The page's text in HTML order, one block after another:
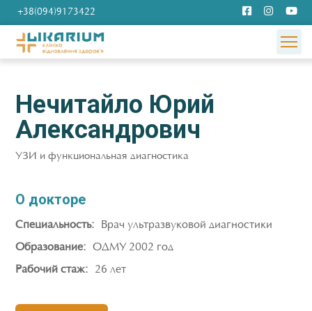
+38(094)9173422
Нечитайло Юрий
Александрович
УЗИ и функциональная диагностика
О докторе
Специальность:
Врач ультразвуковой диагностики
Образование:
ОДМУ 2002 год
Рабочий стаж:
26 лет